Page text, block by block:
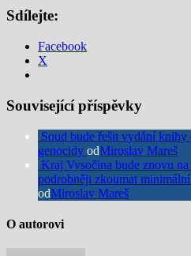
Sdílejte:
Facebook
X
Související příspěvky
Soud bude řešit vydání
genocidy odMiroslav Mareš
Kraj Vysočina bude znovu
podrobněji zkoumat
odMiroslav Mareš
O autorovi